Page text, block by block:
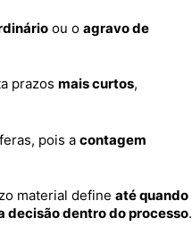
ou o agravo de
prazos mais curtos,
pois a contagem
material define até quando
decisão dentro do processo.